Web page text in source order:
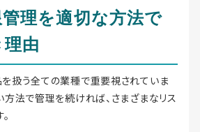
理を適切な方法で
由
扱う全ての業種で重要視されていま
方法で管理を続ければ、さまざまなリス